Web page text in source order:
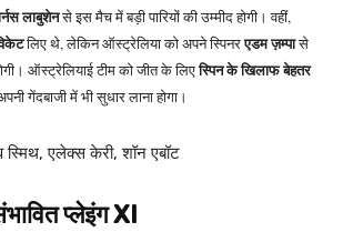
लाबुशेनसे इस मैच में बड़ी पारियों की उम्मीद होगी। वहीं,
लिए थे, लेकिन ऑस्ट्रेलिया को अपने स्पिनरएडम ज़म्पासे
ऑस्ट्रेलियाई टीम को जीत के लिएस्पिन के खिलाफ बेहतर
गेंदबाजी में भी सुधार लाना होगा।
स्मिथ, एलेक्स केरी, शॉन एबॉट
प्लेइंग XI